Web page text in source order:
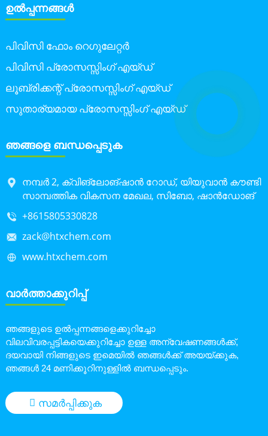
ഉൽപ്പന്നങ്ങൾ
പിവിസി ഫോം റെഗുലേറ്റർ
പിവിസി പ്രോസസ്സിംഗ് എയ്ഡ്
ലൂബ്രിക്കന്റ് പ്രോസസ്സിംഗ് എയ്ഡ്
സുതാര്യമായ പ്രോസസ്സിംഗ് എയ്ഡ്
ഞങ്ങളെ ബന്ധപ്പെടുക
നമ്പർ 2, ക്വിങ്‌ലോങ്‌ഷാൻ റോഡ്, യിയുവാൻ കൗണ്ടി
സാമ്പത്തിക വികസന മേഖല, സിബോ, ഷാൻഡോങ്
+8615805330828
zack@htxchem.com
www.htxchem.com
വാർത്താക്കുറിപ്പ്
ഞങ്ങളുടെ ഉൽപ്പന്നങ്ങളെക്കുറിച്ചോ
വിലവിവരപ്പട്ടികയെക്കുറിച്ചോ ഉള്ള അന്വേഷണങ്ങൾക്ക്,
ദയവായി നിങ്ങളുടെ ഇമെയിൽ ഞങ്ങൾക്ക് അയയ്ക്കുക,
ഞങ്ങൾ 24 മണിക്കൂറിനുള്ളിൽ ബന്ധപ്പെടും.
സമർപ്പിക്കുക